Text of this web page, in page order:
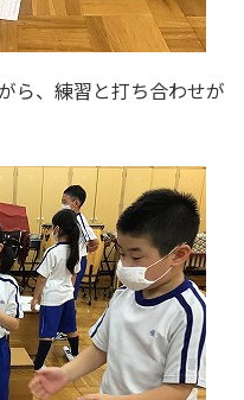
ら、練習と打ち合わせが